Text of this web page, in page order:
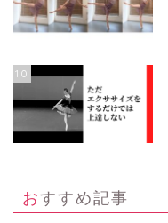
10
おすすめ記事